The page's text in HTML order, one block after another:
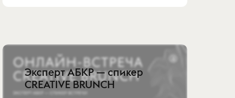
Эксперт АБКР — спикер
CREATIVE BRUNCH